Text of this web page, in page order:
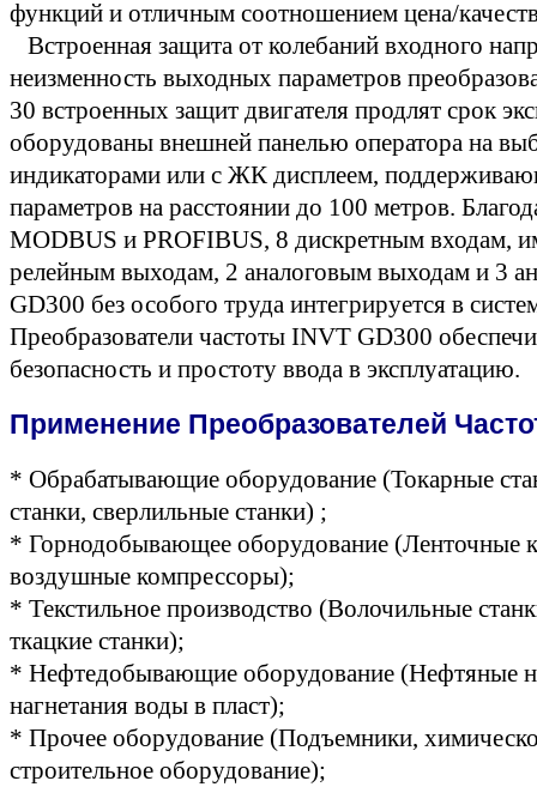
функций и отличным соотношением цена/
Встроенная защита от колебаний входного
неизменность выходных параметров
30 встроенных защит двигателя продлят срок
оборудованы внешней панелью оператора на
индикаторами или с ЖК дисплеем,
параметров на расстоянии до 100 метров.
MODBUS и PROFIBUS, 8 дискретным входам,
релейным выходам, 2 аналоговым выходам и 3
GD300 без особого труда интегрируется в
Преобразователи частоты INVT GD300
безопасность и простоту ввода в эксплуатацию.
Применение Преобразователей
* Обрабатывающие оборудование (Токарные
станки, сверлильные станки) ;
* Горнодобывающее оборудование (Ленточные
воздушные компрессоры);
* Текстильное производство (Волочильные
ткацкие станки);
* Нефтедобывающие оборудование (Нефтяные
нагнетания воды в пласт);
* Прочее оборудование (Подъемники,
строительное оборудование);